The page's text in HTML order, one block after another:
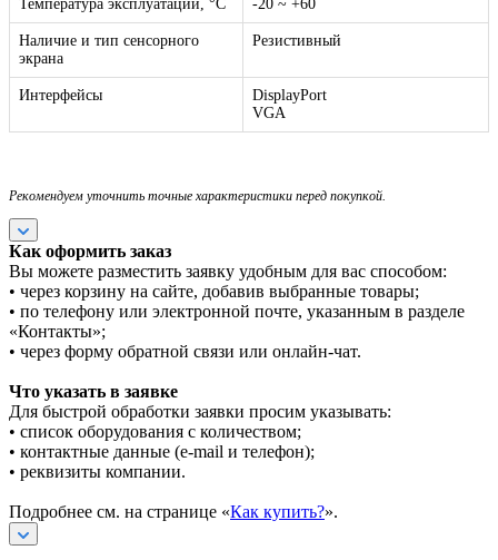
Температура эксплуатации, °C -20 ~ +60
Наличие и тип сенсорного
экрана
Резистивный
Интерфейсы
DisplayPort
VGA
Рекомендуем уточнить точные характеристики перед покупкой.
Как оформить заказ
Вы можете разместить заявку удобным для вас способом:
• через корзину на сайте, добавив выбранные товары;
• по телефону или электронной почте, указанным в разделе
«Контакты»;
• через форму обратной связи или онлайн-чат.
Что указать в заявке
Для быстрой обработки заявки просим указывать:
• список оборудования с количеством;
• контактные данные (e-mail и телефон);
• реквизиты компании.
Подробнее см. на странице «Как купить?».